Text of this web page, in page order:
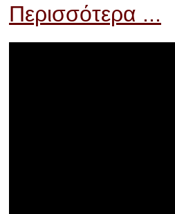
Περισσότερα ...